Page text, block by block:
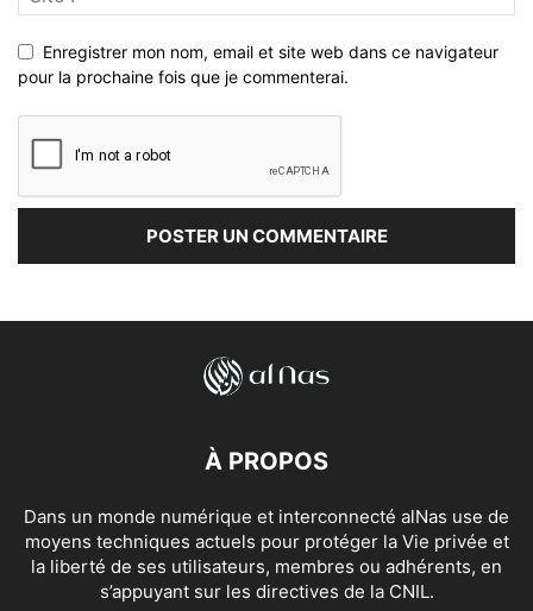
Enregistrer mon nom, email et site web dans ce navigateur
pour la prochaine fois que je commenterai.
À PROPOS
Dans un monde numérique et interconnecté alNas use de
moyens techniques actuels pour protéger la Vie privée et
la liberté de ses utilisateurs, membres ou adhérents, en
s’appuyant sur les directives de la CNIL.